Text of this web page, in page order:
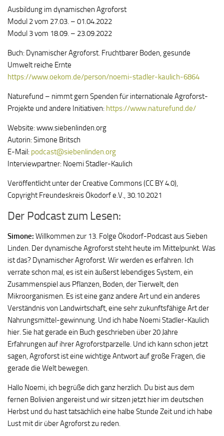
Ausbildung im dynamischen Agroforst
Modul 2 vom 27.03. – 01.04.2022
Modul 3 vom 18.09. – 23.09.2022
Buch: Dynamischer Agroforst. Fruchtbarer Boden, gesunde
Umwelt reiche Ernte
https://www.oekom.de/person/noemi-stadler-kaulich-6864
Naturefund – nimmt gern Spenden für internationale Agroforst-
Projekte und andere Initiativen: https://www.naturefund.de/
Website: www.siebenlinden.org
Autorin: Simone Britsch
E-Mail: podcast@siebenlinden.org
Interviewpartner: Noemi Stadler-Kaulich
Veröffentlicht unter der Creative Commons (CC BY 4.0),
Copyright Freundeskreis Ökodorf e.V., 30.10.2021
Der Podcast zum Lesen:
Simone: Willkommen zur 13. Folge Ökodorf-Podcast aus Sieben
Linden. Der dynamische Agroforst steht heute im Mittelpunkt. Was
ist das? Dynamischer Agroforst. Wir werden es erfahren. Ich
verrate schon mal, es ist ein äußerst lebendiges System, ein
Zusammenspiel aus Pflanzen, Boden, der Tierwelt, den
Mikroorganismen. Es ist eine ganz andere Art und ein anderes
Verständnis von Landwirtschaft, eine sehr zukunftsfähige Art der
Nahrungsmittel-gewinnung. Und ich habe Noemi Stadler-Kaulich
hier. Sie hat gerade ein Buch geschrieben über 20 Jahre
Erfahrungen auf ihrer Agroforstparzelle. Und ich kann schon jetzt
sagen, Agroforst ist eine wichtige Antwort auf große Fragen, die
gerade die Welt bewegen.
Hallo Noemi, ich begrüße dich ganz herzlich. Du bist aus dem
fernen Bolivien angereist und wir sitzen jetzt hier im deutschen
Herbst und du hast tatsächlich eine halbe Stunde Zeit und ich habe
Lust mit dir über Agroforst zu reden.